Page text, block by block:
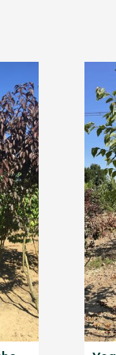
die
Prunus subhirtella
und eine
und
frisch-